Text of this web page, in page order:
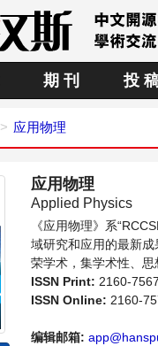
期 刊 投
应用物理
应用物理
Applied Physics
《应用物理》系
域研究和应用的最新
荣学术，集学术性、
理领域内不同方向问题
ISSN Print: 2160-7567
ISSN Online: 2160-
编辑邮箱: